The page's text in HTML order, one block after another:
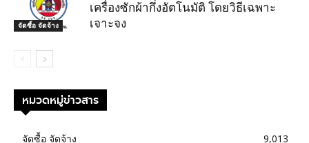
จัดซื้อ จัดจ้าง
เครื่องซักผ้ากึ่งอัตโนมัติ โดยวิธีเฉพาะ
เจาะจง
หมวดหมู่ข่าวสาร
จัดซื้อ จัดจ้าง 9,013